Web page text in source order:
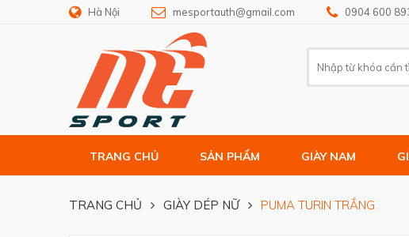
Hà Nội mesportauth@gmail.com 0904 600
TRANG CHỦ SẢN PHẨM GIÀY NAM
TRANG CHỦ GIÀY DÉP NỮ PUMA TURIN TRẮNG